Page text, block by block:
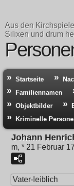
Aus den
Silixen und drum
Startseite
Familiennamen
Objektbilder
Kriminelle
Johann
m, * 21 Februar
Vater-leiblich